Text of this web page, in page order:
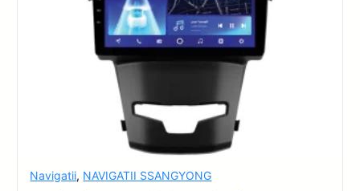
Navigatii, NAVIGATII SSANGYONG